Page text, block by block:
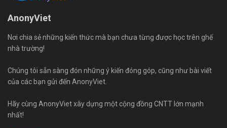
AnonyViet
Nơi chia sẻ những kiến thức mà bạn chưa từng được học trên ghế
nhà trường!
Chúng tôi sẵn sàng đón những ý kiến đóng góp, cũng như bài viết
của các bạn gửi đến AnonyViet.
Hãy cùng AnonyViet xây dựng một cộng đồng CNTT lớn mạnh
nhất!